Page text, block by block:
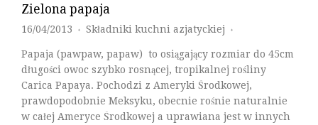
Zielona papaja
16/04/2013 ♦ Składniki kuchni azjatyckiej ♦
Papaja (pawpaw, papaw) to osiągający rozmiar do 45cm
długości owoc szybko rosnącej, tropikalnej rośliny
Carica Papaya. Pochodzi z Ameryki Środkowej,
prawdopodobnie Meksyku, obecnie rośnie naturalnie
w całej Ameryce Środkowej a uprawiana jest w innych